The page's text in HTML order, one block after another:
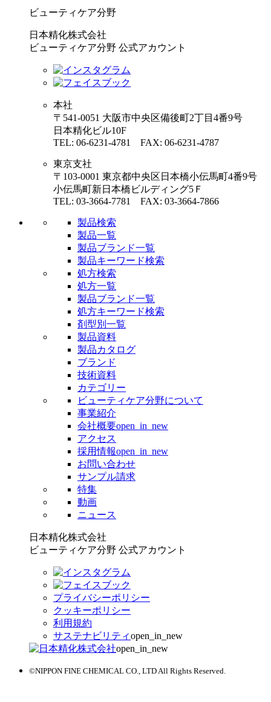
ビューティケア分野
日本精化株式会社
ビューティケア分野 公式アカウント
本社
〒541-0051 大阪市中央区備後町2丁目4番9号
日本精化ビル10F
TEL: 06-6231-4781 FAX: 06-6231-4787
東京支社
〒103-0001 東京都中央区日本橋小伝馬町4番9号
小伝馬町新日本橋ビルディング5Ｆ
TEL: 03-3664-7781 FAX: 03-3664-7866
製品検索
製品一覧
製品ブランド一覧
製品キーワード検索
処方検索
処方一覧
製品ブランド一覧
処方キーワード検索
剤型別一覧
製品資料
製品カタログ
ブランド
技術資料
カテゴリー
ビューティケア分野について
事業紹介
会社概要open_in_new
アクセス
採用情報open_in_new
お問い合わせ
サンプル請求
特集
動画
ニュース
日本精化株式会社
ビューティケア分野 公式アカウント
プライバシーポリシー
クッキーポリシー
利用規約
サステナビリティopen_in_new
open_in_new
©NIPPON FINE CHEMICAL CO., LTD All Rights Reserved.